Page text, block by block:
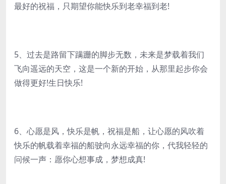
最好的祝福，只期望你能快乐到老幸福到老!
5、过去是路留下蹒跚的脚步无数，未来是梦载着我们
飞向遥远的天空，这是一个新的开始，从那里起步你会
做得更好!生日快乐!
6、心愿是风，快乐是帆，祝福是船，让心愿的风吹着
快乐的帆载着幸福的船驶向永远幸福的你，代我轻轻的
问候一声：愿你心想事成，梦想成真!